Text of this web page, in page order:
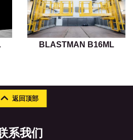
BLASTMAN B16ML
返回顶部
系我们